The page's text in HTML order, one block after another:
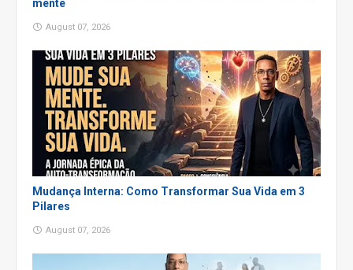
mente
August 07, 2026
Mudança Interna: Como Transformar Sua Vida em 3
Pilares
August 07, 2026